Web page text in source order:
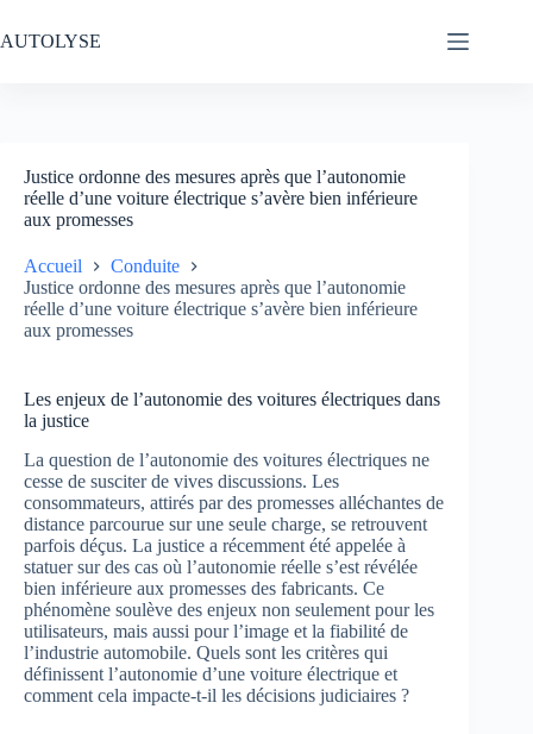
au
contenu
AUTOLYSE
Justice ordonne des mesures après que l’autonomie
réelle d’une voiture électrique s’avère bien inférieure
aux promesses
Accueil
Conduite
Justice ordonne des mesures après que l’autonomie
réelle d’une voiture électrique s’avère bien inférieure
aux promesses
Les enjeux de l’autonomie des voitures électriques dans
la justice
La question de l’autonomie des voitures électriques ne
cesse de susciter de vives discussions. Les
consommateurs, attirés par des promesses alléchantes de
distance parcourue sur une seule charge, se retrouvent
parfois déçus. La justice a récemment été appelée à
statuer sur des cas où l’autonomie réelle s’est révélée
bien inférieure aux promesses des fabricants. Ce
phénomène soulève des enjeux non seulement pour les
utilisateurs, mais aussi pour l’image et la fiabilité de
l’industrie automobile. Quels sont les critères qui
définissent l’autonomie d’une voiture électrique et
comment cela impacte-t-il les décisions judiciaires ?